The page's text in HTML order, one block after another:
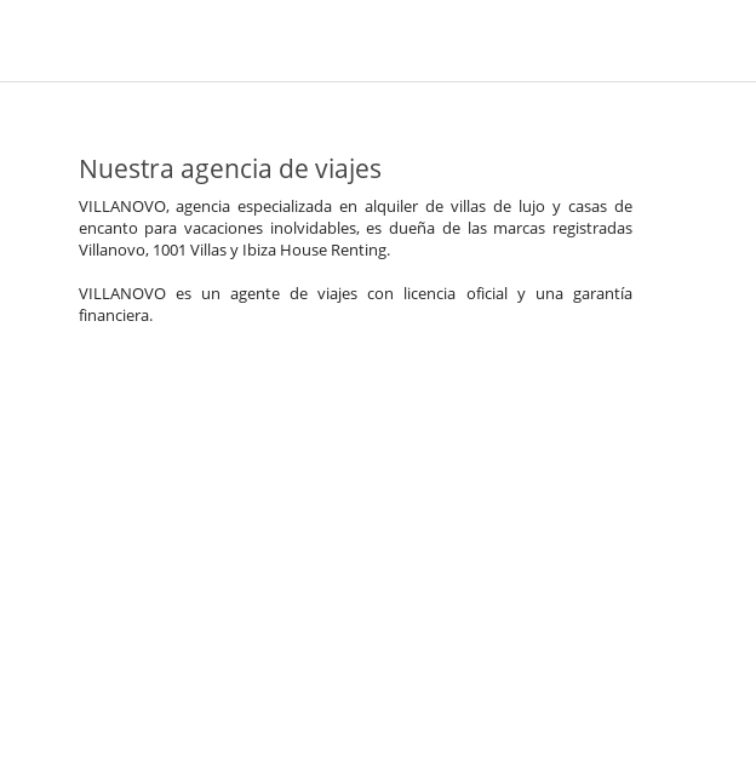
Nuestra agencia de viajes
VILLANOVO, agencia especializada en alquiler de villas de lujo y casas de
encanto para vacaciones inolvidables, es dueña de las marcas registradas
Villanovo, 1001 Villas y Ibiza House Renting.
VILLANOVO es un agente de viajes con licencia oficial y una garantía
financiera.